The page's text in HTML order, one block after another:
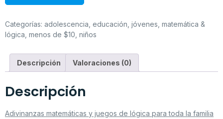
Categorías: adolescencia educación jóvenes matemática &
lógica menos de $10 niños
Descripción Valoraciones (0)
Descripción
Adivinanzas matemáticas y juegos de lógica para toda la familia